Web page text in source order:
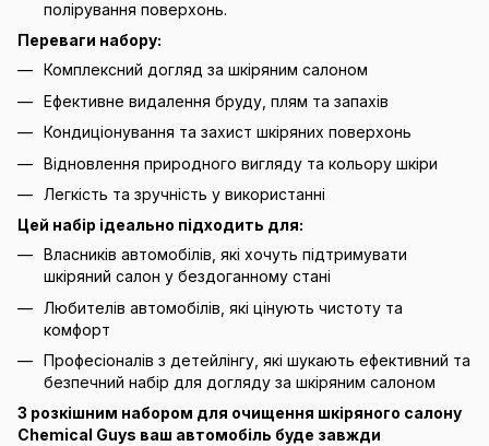
полірування поверхонь.
Переваги набору:
Комплексний догляд за шкіряним салоном
Ефективне видалення бруду, плям та запахів
Кондиціонування та захист шкіряних поверхонь
Відновлення природного вигляду та кольору шкіри
Легкість та зручність у використанні
Цей набір ідеально підходить для:
Власників автомобілів, які хочуть підтримувати
шкіряний салон у бездоганному стані
Любителів автомобілів, які цінують чистоту та
комфорт
Професіоналів з детейлінгу, які шукають ефективний та
безпечний набір для догляду за шкіряним салоном
З розкішним набором для очищення шкіряного салону
Chemical Guys ваш автомобіль буде завжди